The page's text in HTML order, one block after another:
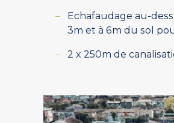
Echafaudage au-
3m et à 6m du sol
2 x 250m de